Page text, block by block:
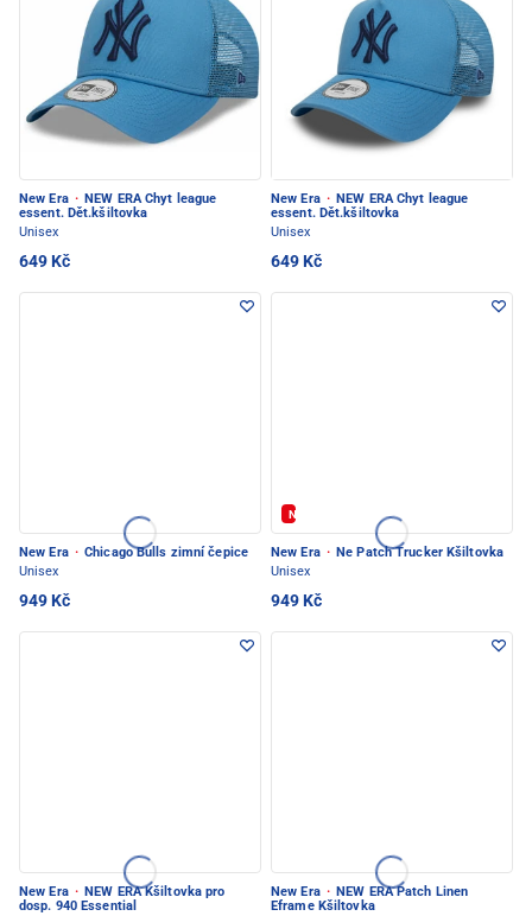
New Era · NEW ERA Chyt league
essent. Dět.kšiltovka
Unisex
649 Kč
New Era · NEW ERA Chyt league
essent. Dět.kšiltovka
Unisex
649 Kč
New Era · Chicago Bulls zimní čepice
Unisex
949 Kč
Novinka
New Era · Ne Patch Trucker Kšiltovka
Unisex
949 Kč
New Era · NEW ERA Kšiltovka pro
dosp. 940 Essential
New Era · NEW ERA Patch Linen
Eframe Kšiltovka